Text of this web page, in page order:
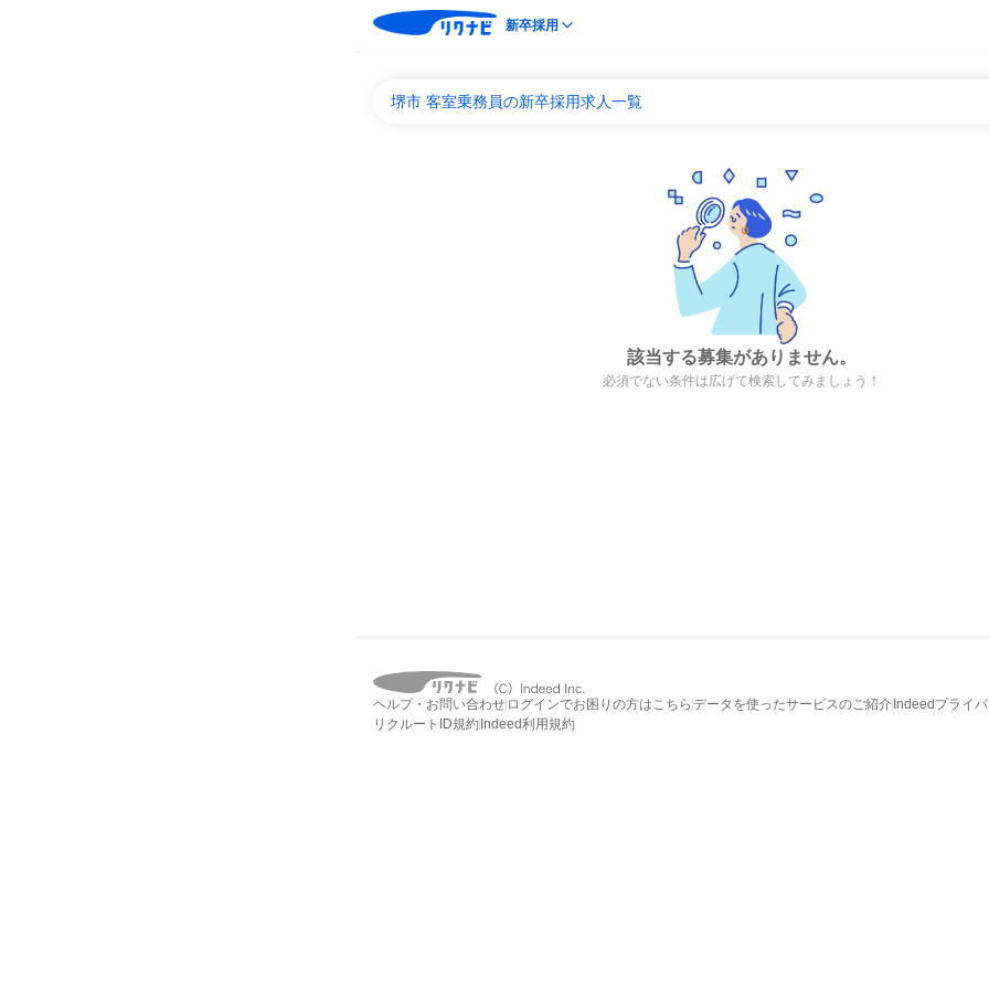
新卒採用
堺市 客室乗務員の新卒採用求人一覧
該当する募集がありません。
必須でない条件は広げて検索してみましょう！
ヘルプ・お問い合わせ ログインでお困りの方はこちら データを使ったサービスのご紹介 Indeedプライ
リクルートID規約 Indeed利用規約